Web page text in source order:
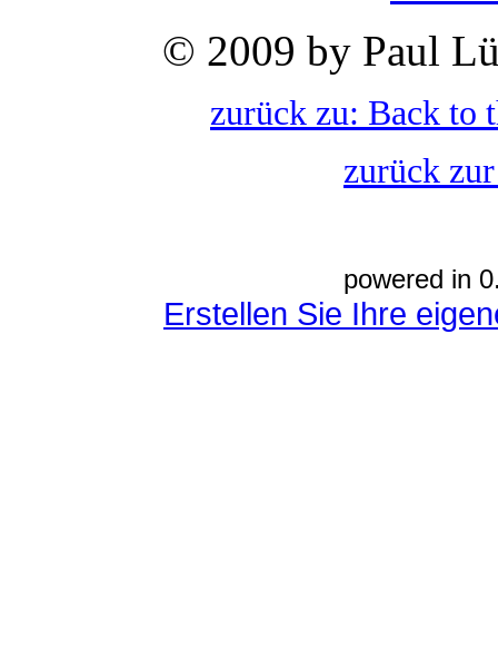
© 2009 by Paul
zurück zu: Back to
zurück
powered in
Erstellen Sie Ihre